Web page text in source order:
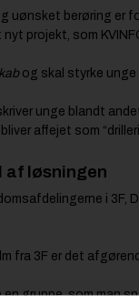
uønsket berøring
projekt, som
og skal styrke unge
unge blandt
affejet som
af løsningen
i
fra 3F er det
gruppe, som man